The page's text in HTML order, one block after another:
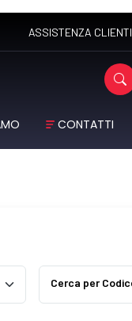
ASSISTENZA CLIENTI
CONTATTI